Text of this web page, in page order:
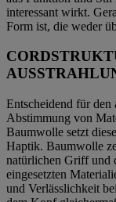
interessant wirkt.
Form ist, die weder
Entscheidend für den
Abstimmung von
Baumwolle setzt
Haptik. Baumwolle
natürlichen Griff und
eingesetzten
und Verlässlichkeit